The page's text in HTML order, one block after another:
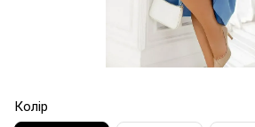
Колір